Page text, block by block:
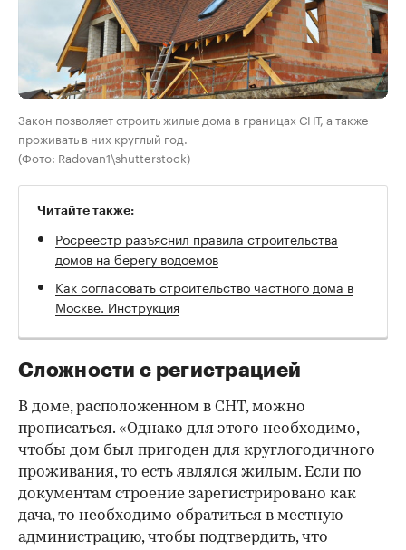
Закон позволяет строить жилые дома в границах СНТ, а также
проживать в них круглый год.
(Фото: Radovan1\shutterstock)
Читайте также:
Росреестр разъяснил правила строительства
домов на берегу водоемов
Как согласовать строительство частного дома в
Москве. Инструкция
Сложности с регистрацией
В доме, расположенном в СНТ, можно
прописаться. «Однако для этого необходимо,
чтобы дом был пригоден для круглогодичного
проживания, то есть являлся жилым. Если по
документам строение зарегистрировано как
дача, то необходимо обратиться в местную
администрацию, чтобы подтвердить, что